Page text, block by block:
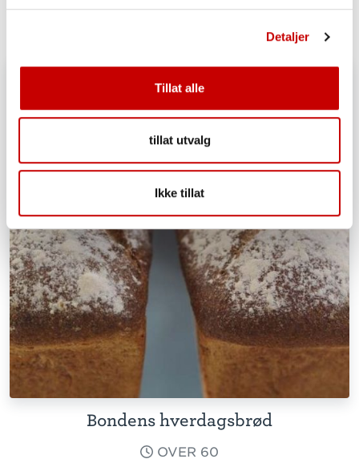
Detaljer
Tillat alle
tillat utvalg
Ikke tillat
Bondens hverdagsbrød
OVER 60